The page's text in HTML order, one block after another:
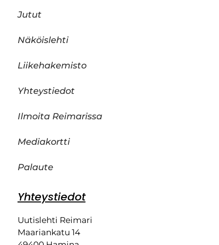
Jutut
Näköislehti
Liikehakemisto
Yhteystiedot
Ilmoita Reimarissa
Mediakortti
Palaute
Yhteystiedot
Uutislehti Reimari
Maariankatu 14